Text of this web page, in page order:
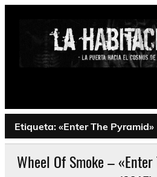
Saltar
Psychedelic, Stoner, Doom,
Etiqueta: «Enter The Pyramid»
Wheel Of Smoke –